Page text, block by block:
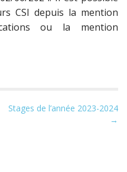
CSI depuis la mention
ou la mention
Stages de l’année 2023-2024
→